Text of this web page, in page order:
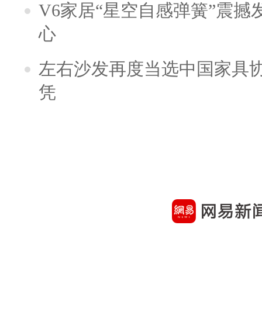
V6家居“星空自感弹簧”震撼
心
左右沙发再度当选中国家具
凭